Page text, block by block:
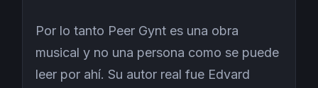
Por lo tanto Peer Gynt es una obra
musical y no una persona como se puede
leer por ahí. Su autor real fue Edvard